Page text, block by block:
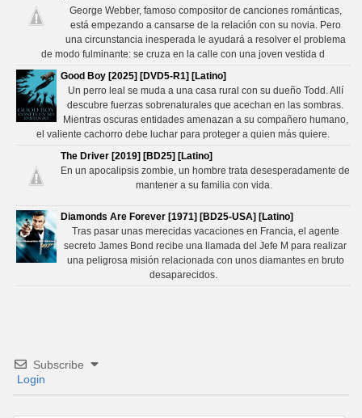
George Webber, famoso compositor de canciones románticas,
está empezando a cansarse de la relación con su novia. Pero
una circunstancia inesperada le ayudará a resolver el problema
de modo fulminante: se cruza en la calle con una joven vestida d
Good Boy [2025] [DVD5-R1] [Latino]
Un perro leal se muda a una casa rural con su dueño Todd. Allí
descubre fuerzas sobrenaturales que acechan en las sombras.
Mientras oscuras entidades amenazan a su compañero humano,
el valiente cachorro debe luchar para proteger a quien más quiere.
The Driver [2019] [BD25] [Latino]
En un apocalipsis zombie, un hombre trata desesperadamente de
mantener a su familia con vida.
Diamonds Are Forever [1971] [BD25-USA] [Latino]
Tras pasar unas merecidas vacaciones en Francia, el agente
secreto James Bond recibe una llamada del Jefe M para realizar
una peligrosa misión relacionada con unos diamantes en bruto
desaparecidos.
Subscribe
Login